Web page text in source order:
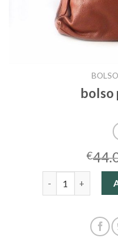
bolso
€
bolso piel marron